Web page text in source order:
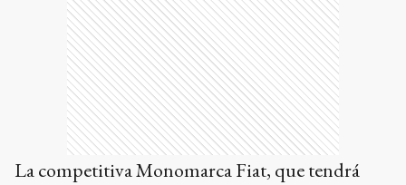
La competitiva Monomarca Fiat, que tendrá